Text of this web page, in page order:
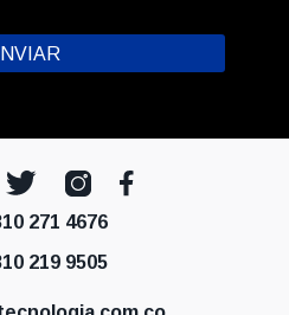
271 4676
219 9505